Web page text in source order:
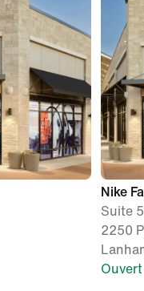
Nike
Suite
2250
Ouvert